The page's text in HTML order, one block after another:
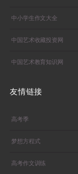
中小学生作文大全
中国艺术收藏投资网
中国艺术教育知识网
友情链接
高考季
梦想方程式
高考作文训练